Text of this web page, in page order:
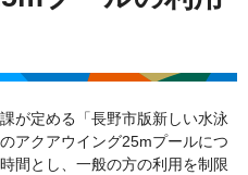
が定める「長野市版新しい水泳
アクアウイング25mプールにつ
間とし、一般の方の利用を制限